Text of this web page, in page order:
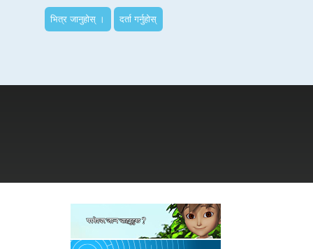
सुपरबुक बाइबल एप
भित्र जानुहोस् । दर्ता गर्नुहोस्